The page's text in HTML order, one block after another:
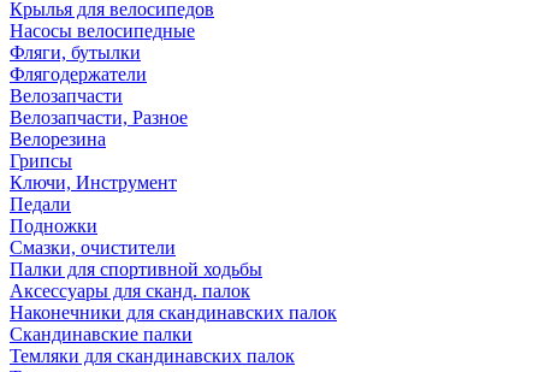
Крылья для велосипедов
Насосы велосипедные
Фляги, бутылки
Флягодержатели
Велозапчасти
Велозапчасти, Разное
Велорезина
Грипсы
Ключи, Инструмент
Педали
Подножки
Смазки, очистители
Палки для спортивной ходьбы
Аксессуары для сканд. палок
Наконечники для скандинавских палок
Скандинавские палки
Темляки для скандинавских палок